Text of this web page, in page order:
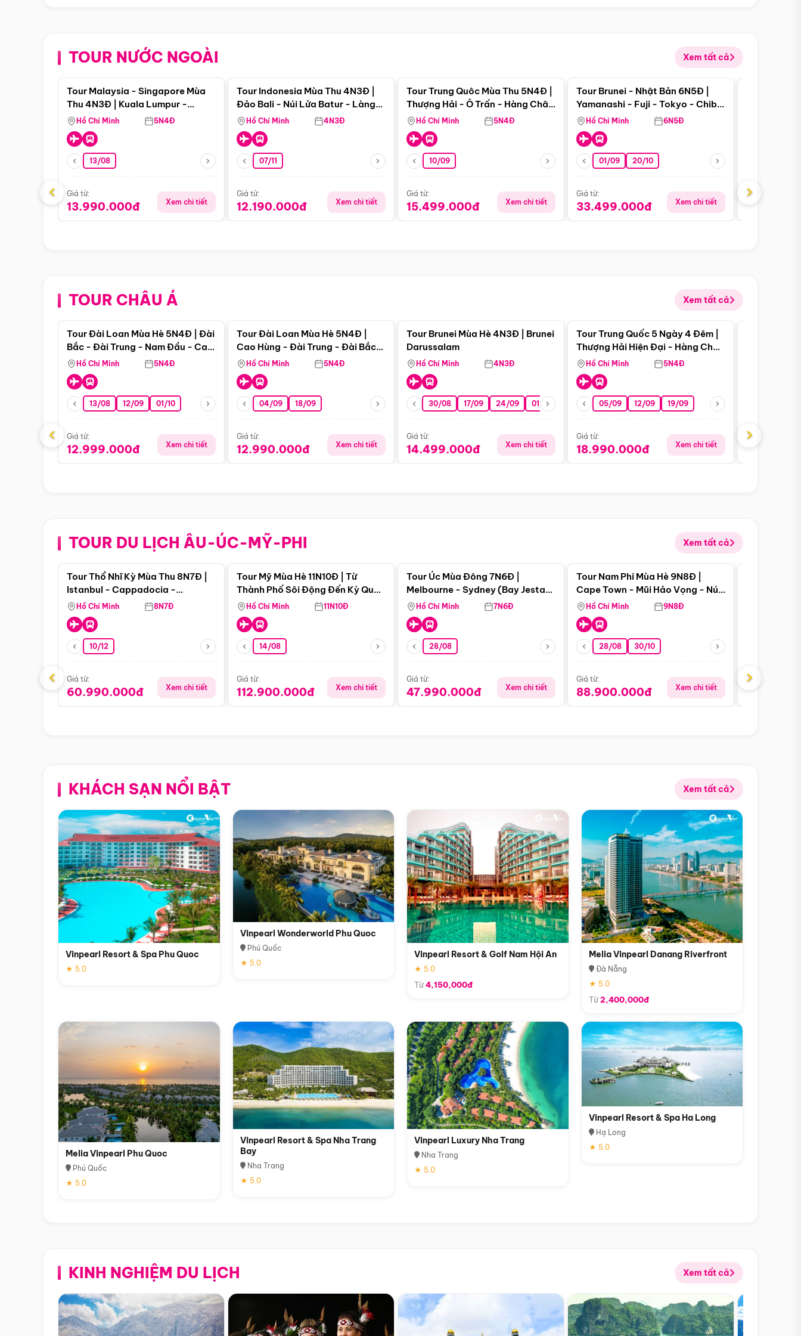
TOUR NƯỚC NGOÀI Xem tất cả
Điểm nổi bật
Tour Malaysia - Singapore Mùa
Thu 4N3Đ | Kuala Lumpur -
Malacca - Johor Baru -
Singapore
Hồ Chí Minh 5N4Đ
13/08
Giá từ:
13.990.000đ Xem chi tiết
Tour Indonesia Mùa Thu 4N3Đ |
Đảo Bali - Núi Lửa Batur - Làng
Penglipuran
Hồ Chí Minh 4N3Đ
07/11
Giá từ:
12.190.000đ Xem chi tiết
Tour Trung Quôc Mùa Thu 5N4Đ |
Thượng Hải - Ô Trấn - Hàng Châu
(Tour Không Shopping)
Hồ Chí Minh 5N4Đ
10/09
Giá từ:
15.499.000đ Xem chi tiết
Điểm nổi bật
Tour Brunei - Nhật Bản 6N5Đ |
Yamanashi - Fuji - Tokyo - Chiba
- Freeday
Hồ Chí Minh 6N5Đ
01/09 20/10
Giá từ:
33.499.000đ Xem chi tiết
Giá từ:
‹ ›
TOUR CHÂU Á Xem tất cả
Điểm nổi bật
Tour Đài Loan Mùa Hè 5N4Đ | Đài
Bắc - Đài Trung - Nam Đầu - Cao
Hùng ( Bay Vn)
Hồ Chí Minh 5N4Đ
13/08 12/09 01/10
Giá từ:
12.999.000đ Xem chi tiết
Tour Đài Loan Mùa Hè 5N4Đ |
Cao Hùng - Đài Trung - Đài Bắc
(Bay Vj)
Hồ Chí Minh 5N4Đ
04/09 18/09
Giá từ:
12.990.000đ Xem chi tiết
Tour Brunei Mùa Hè 4N3Đ | Brunei
Darussalam
Hồ Chí Minh 4N3Đ
30/08 17/09 24/09 01/10 15/10 29/10
Giá từ:
14.499.000đ Xem chi tiết
Điểm nổi bật
Tour Trung Quốc 5 Ngày 4 Đêm |
Thượng Hải Hiện Đại - Hàng Châu
Nên Thơ - Ô Trấn Cổ Kính
Hồ Chí Minh 5N4Đ
05/09 12/09 19/09
Giá từ:
18.990.000đ Xem chi tiết
Giá từ:
‹ ›
TOUR DU LỊCH ÂU-ÚC-MỸ-PHI Xem tất cả
Điểm nổi bật
Tour Thổ Nhĩ Kỳ Mùa Thu 8N7Đ |
Istanbul - Cappadocia -
Pamukkale
Hồ Chí Minh 8N7Đ
10/12
Giá từ:
60.990.000đ Xem chi tiết
Tour Mỹ Mùa Hè 11N10Đ | Từ
Thành Phố Sôi Động Đến Kỳ Quan
Thiên Nhiên Mỹ
Hồ Chí Minh 11N10Đ
14/08
Giá từ:
112.900.000đ Xem chi tiết
Tour Úc Mùa Đông 7N6Đ |
Melbourne - Sydney (Bay Jestar
Airways)
Hồ Chí Minh 7N6Đ
28/08
Giá từ:
47.990.000đ Xem chi tiết
Điểm nổi bật
Tour Nam Phi Mùa Hè 9N8Đ |
Cape Town - Mũi Hảo Vọng - Núi
Bàn - Johannesburg - Pretoria -
Safari - Lodge
Hồ Chí Minh 9N8Đ
28/08 30/10
Giá từ:
88.900.000đ Xem chi tiết
Giá từ:
‹ ›
KHÁCH SẠN NỔI BẬT Xem tất cả
Vinpearl Resort & Spa Phu Quoc
★ 5.0
Vinpearl Wonderworld Phu Quoc
Phú Quốc
★ 5.0
Vinpearl Resort & Golf Nam Hội An
★ 5.0
Từ4,150,000đ
Melia Vinpearl Danang Riverfront
Đà Nẵng
★ 5.0
Từ2,400,000đ
Melia Vinpearl Phu Quoc
Phú Quốc
★ 5.0
Vinpearl Resort & Spa Nha Trang
Bay
Nha Trang
★ 5.0
Vinpearl Luxury Nha Trang
Nha Trang
★ 5.0
Vinpearl Resort & Spa Ha Long
Hạ Long
★ 5.0
KINH NGHIỆM DU LỊCH Xem tất cả